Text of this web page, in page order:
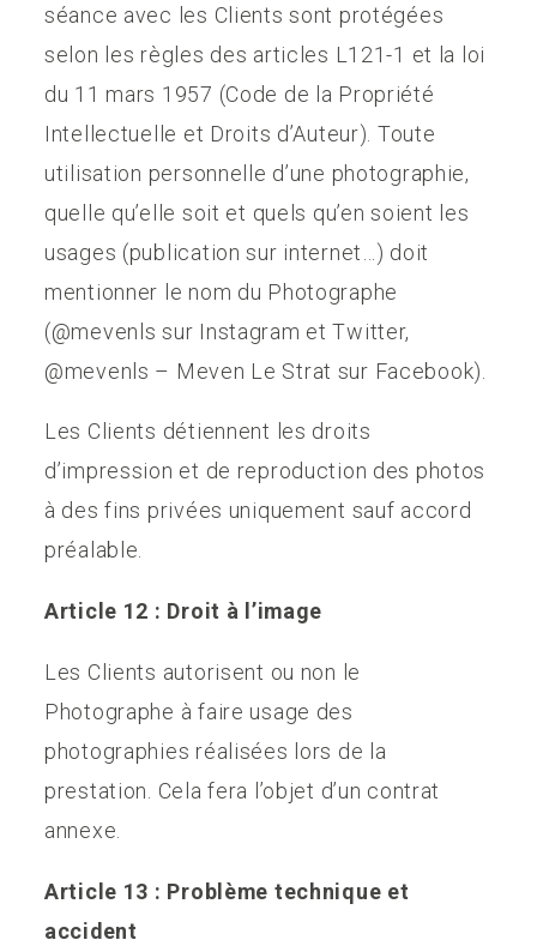
séance avec les Clients sont protégées
selon les règles des articles L121-1 et la loi
du 11 mars 1957 (Code de la Propriété
Intellectuelle et Droits d’Auteur). Toute
utilisation personnelle d’une photographie,
quelle qu’elle soit et quels qu’en soient les
usages (publication sur internet…) doit
mentionner le nom du Photographe
(@mevenls sur Instagram et Twitter,
@mevenls – Meven Le Strat sur Facebook).
Les Clients détiennent les droits
d’impression et de reproduction des photos
à des fins privées uniquement sauf accord
préalable.
Article 12 : Droit à l’image
Les Clients autorisent ou non le
Photographe à faire usage des
photographies réalisées lors de la
prestation. Cela fera l’objet d’un contrat
annexe.
Article 13 : Problème technique et
accident